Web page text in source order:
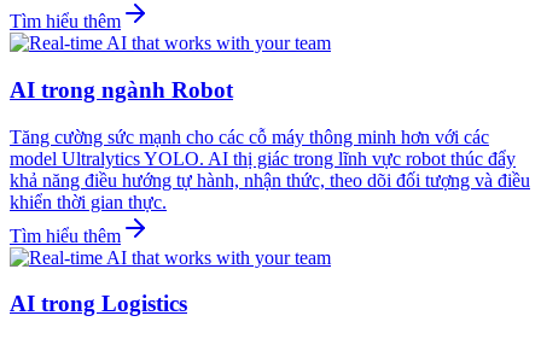
Tìm hiểu thêm
AI trong ngành Robot
Tăng cường sức mạnh cho các cỗ máy thông minh hơn với các
model Ultralytics YOLO. AI thị giác trong lĩnh vực robot thúc đẩy
khả năng điều hướng tự hành, nhận thức, theo dõi đối tượng và điều
khiển thời gian thực.
Tìm hiểu thêm
AI trong Logistics